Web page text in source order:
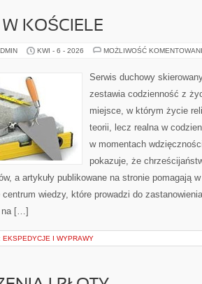
KOŚCIELE
KWI - 6 - 2026 MOŻLIWOŚĆ
Serwis duchowy
zestawia codzienność z
miejsce, w którym życie
teorii, lecz realna w
w momentach
pokazuje, że
a artykuły publikowane na stronie pomagają
centrum wiedzy, które prowadzi do
na […]
EKSPEDYCJE I WYPRAWY